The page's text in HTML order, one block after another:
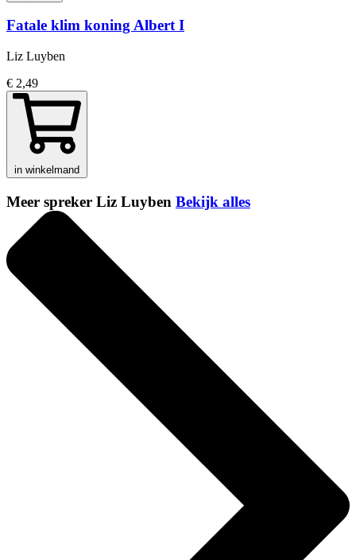
Fatale klim koning Albert I
Liz Luyben
€ 2,49
in winkelmand
Meer spreker Liz Luyben Bekijk alles